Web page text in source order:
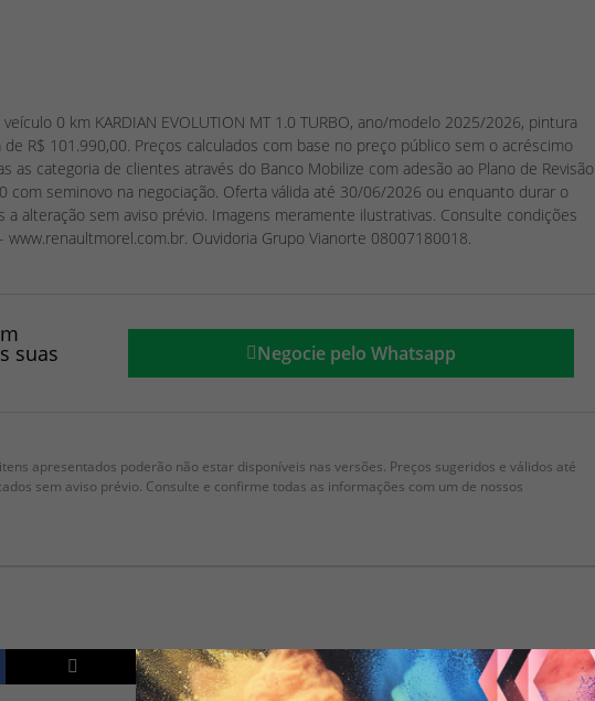
0 km KARDIAN EVOLUTION MT 1.0 TURBO, ano/modelo 2025/2026, pintura
de R$ 101.990,00. Preços calculados com base no preço público sem o acréscimo
as categoria de clientes através do Banco Mobilize com adesão ao Plano de Revisão
com seminovo na negociação. Oferta válida até 30/06/2026 ou enquanto durar o
alteração sem aviso prévio. Imagens meramente ilustrativas. Consulte condições
Ouvidoria Grupo Vianorte 08007180018.
suas Negocie pelo Whatsapp
apresentados poderão não estar disponíveis nas versões. Preços sugeridos e válidos até
sem aviso prévio. Consulte e confirme todas as informações com um de nossos